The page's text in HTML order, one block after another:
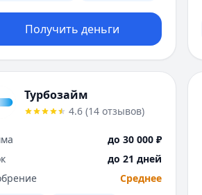
Получить деньги
Турбозайм
4.6 (14 отзывов)
до 30 000 ₽
до 21 дней
Среднее